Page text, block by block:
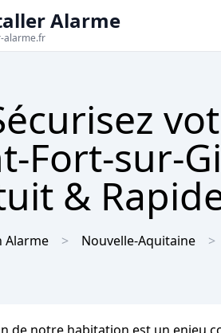
Alarme
alarme.fr
Fort-sur-
&
Alarme Nouvelle-Aquitaine